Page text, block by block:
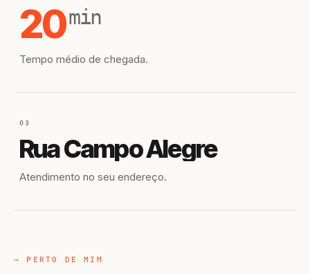
20min
Tempo médio de chegada.
03
Rua Campo Alegre
Atendimento no seu endereço.
→ PERTO DE MIM